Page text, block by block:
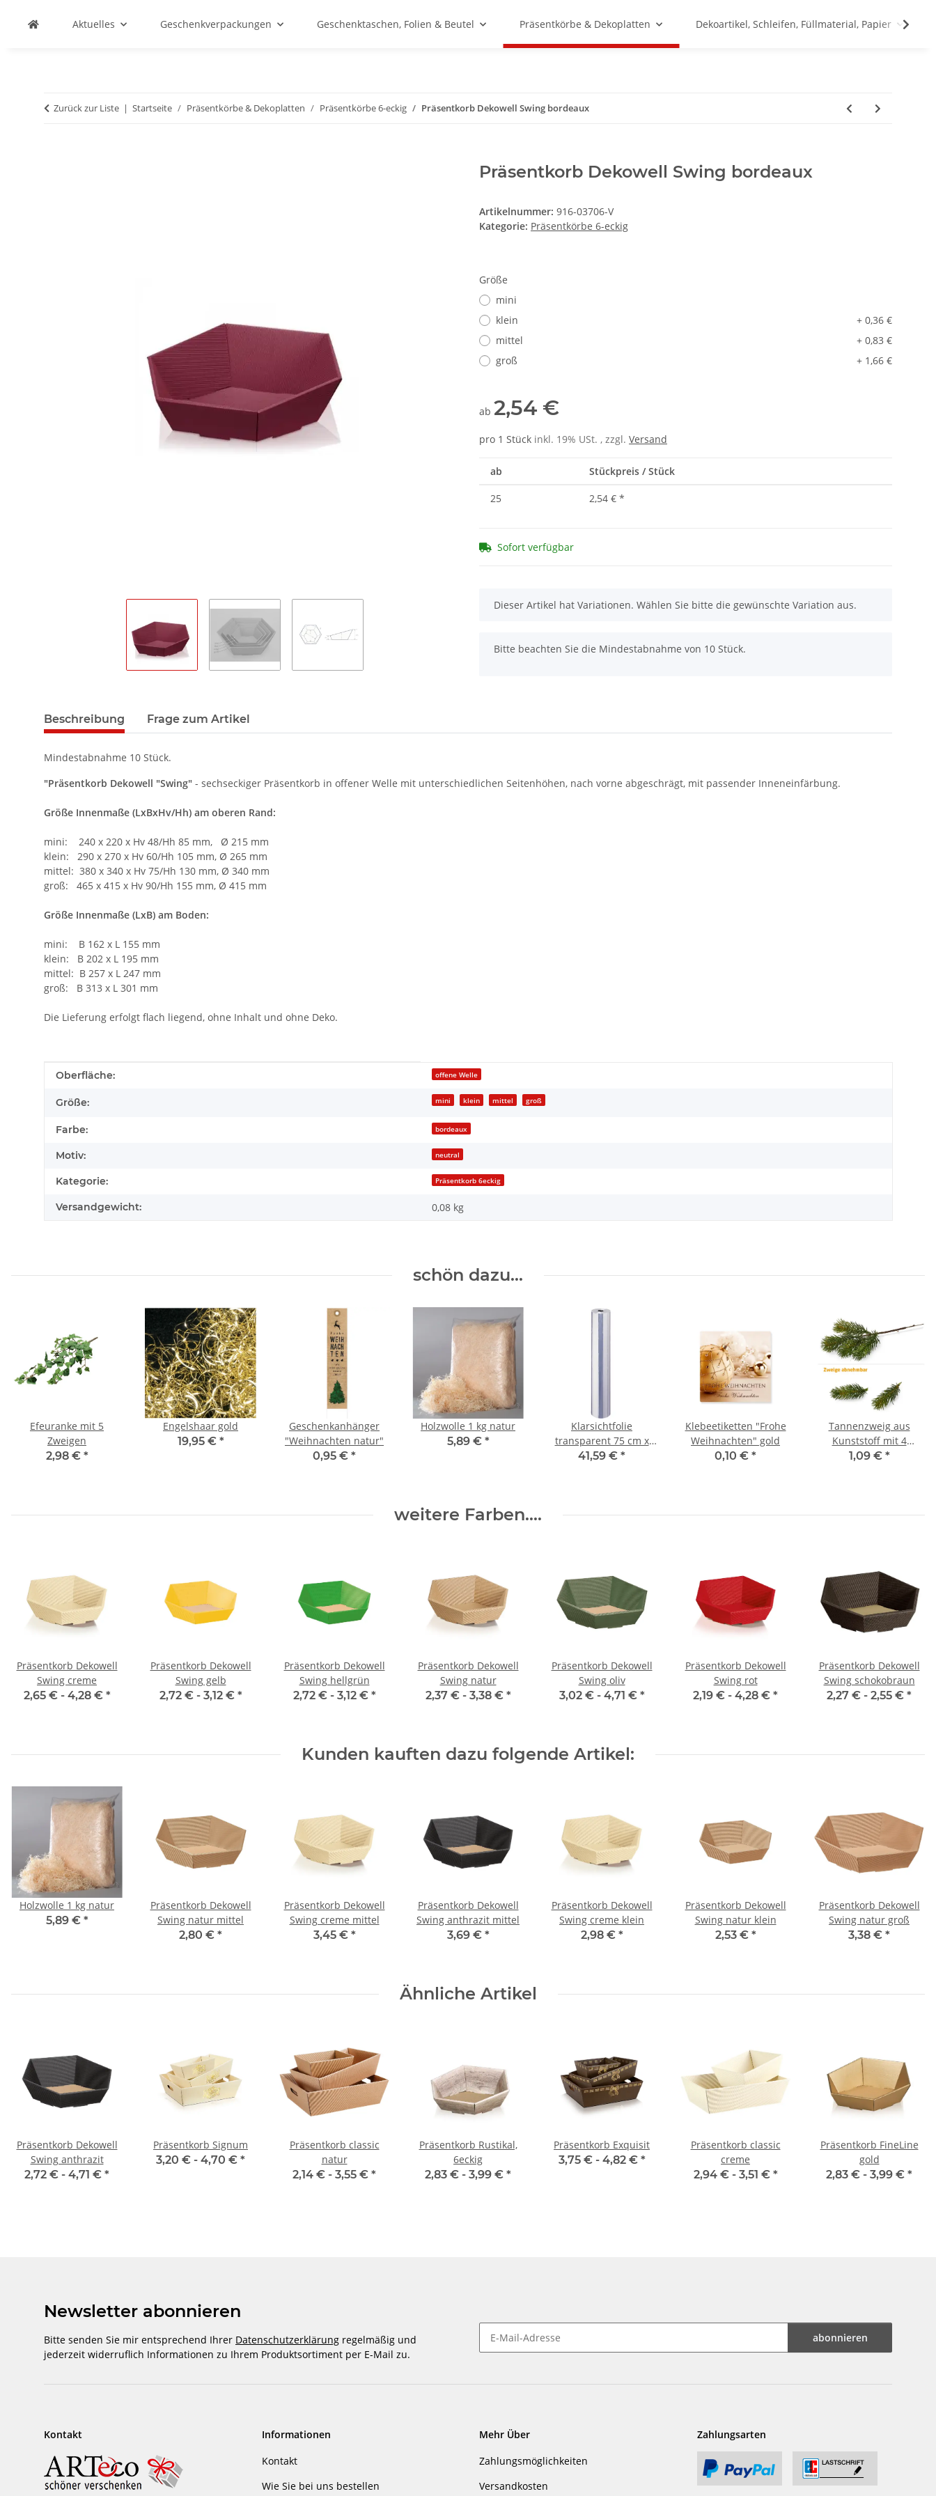
Aktuelles Geschenkverpackungen Geschenktaschen, Folien & Beutel Präsentkörbe & Dekoplatten Dekoartikel, Schleifen, Füllmaterial, Papier
Zurück zur Liste Startseite Präsentkörbe & Dekoplatten Präsentkörbe 6-eckig Präsentkorb Dekowell Swing bordeaux
Präsentkorb Dekowell Swing bordeaux
Artikelnummer: 916-03706-V
Kategorie: Präsentkörbe 6-eckig
Größe
mini
klein
+ 0,36 €
mittel
+ 0,83 €
groß
+ 1,66 €
ab 2,54 €
pro 1 Stück inkl. 19% USt. , zzgl. Versand
ab Stückpreis / Stück
25 2,54 € *
Sofort verfügbar
x
Dieser Artikel hat Variationen. Wählen Sie bitte die gewünschte Variation aus.
x
Bitte beachten Sie die Mindestabnahme von 10 Stück.
Beschreibung Frage zum Artikel
Mindestabnahme 10 Stück.
"Präsentkorb Dekowell "Swing" - sechseckiger Präsentkorb in offener Welle mit unterschiedlichen Seitenhöhen, nach vorne abgeschrägt, mit passender Inneneinfärbung.
Größe Innenmaße (LxBxHv/Hh) am oberen Rand:
mini: 240 x 220 x Hv 48/Hh 85 mm, Ø 215 mm
klein: 290 x 270 x Hv 60/Hh 105 mm, Ø 265 mm
mittel: 380 x 340 x Hv 75/Hh 130 mm, Ø 340 mm
groß: 465 x 415 x Hv 90/Hh 155 mm, Ø 415 mm
Größe Innenmaße (LxB) am Boden:
mini: B 162 x L 155 mm
klein: B 202 x L 195 mm
mittel: B 257 x L 247 mm
groß: B 313 x L 301 mm
Die Lieferung erfolgt flach liegend, ohne Inhalt und ohne Deko.
Produkteigenschaft
Wert
Oberfläche: offene Welle
Größe: mini klein mittel groß
Farbe: bordeaux
Motiv: neutral
Kategorie: Präsentkorb 6eckig
Versandgewicht: 0,08 kg
schön dazu...
Efeuranke mit 5
Zweigen
2,98 € *
Engelshaar gold
19,95 € *
Geschenkanhänger
"Weihnachten natur"
0,95 € *
Holzwolle 1 kg natur
5,89 € *
Klarsichtfolie
transparent 75 cm x
200 m
41,59 € *
Klebeetiketten "Frohe
Weihnachten" gold
0,10 € *
Tannenzweig aus
Kunststoff mit 4
Spitzen, grün
1,09 € *
weitere Farben....
Präsentkorb Dekowell
Swing creme
2,65 € - 4,28 € *
Präsentkorb Dekowell
Swing gelb
2,72 € - 3,12 € *
Präsentkorb Dekowell
Swing hellgrün
2,72 € - 3,12 € *
Präsentkorb Dekowell
Swing natur
2,37 € - 3,38 € *
Präsentkorb Dekowell
Swing oliv
3,02 € - 4,71 € *
Präsentkorb Dekowell
Swing rot
2,19 € - 4,28 € *
Präsentkorb Dekowell
Swing schokobraun
2,27 € - 2,55 € *
Kunden kauften dazu folgende Artikel:
Holzwolle 1 kg natur
5,89 € *
Präsentkorb Dekowell
Swing natur mittel
2,80 € *
Präsentkorb Dekowell
Swing creme mittel
3,45 € *
Präsentkorb Dekowell
Swing anthrazit mittel
3,69 € *
Präsentkorb Dekowell
Swing creme klein
2,98 € *
Präsentkorb Dekowell
Swing natur klein
2,53 € *
Präsentkorb Dekowell
Swing natur groß
3,38 € *
Ähnliche Artikel
Präsentkorb Dekowell
Swing anthrazit
2,72 € - 4,71 € *
Präsentkorb Signum
3,20 € - 4,70 € *
Präsentkorb classic
natur
2,14 € - 3,55 € *
Präsentkorb Rustikal,
6eckig
2,83 € - 3,99 € *
Präsentkorb Exquisit
3,75 € - 4,82 € *
Präsentkorb classic
creme
2,94 € - 3,51 € *
Präsentkorb FineLine
gold
2,83 € - 3,99 € *
Newsletter abonnieren
Bitte senden Sie mir entsprechend Ihrer Datenschutzerklärung regelmäßig und
jederzeit widerruflich Informationen zu Ihrem Produktsortiment per E-Mail zu.
abonnieren
Kontakt Informationen
Kontakt
Wie Sie bei uns bestellen
Mehr Über
Zahlungsmöglichkeiten
Versandkosten
Zahlungsarten